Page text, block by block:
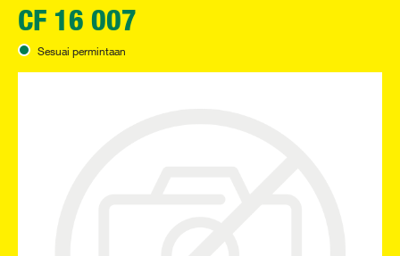
CF 16 007
Sesuai permintaan